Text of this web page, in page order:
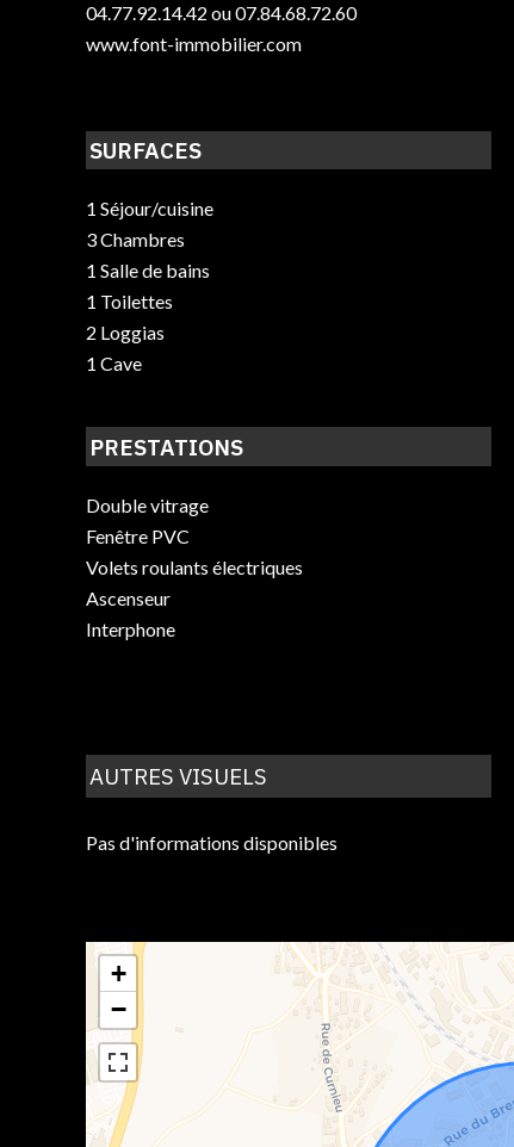
04.77.92.14.42 ou 07.84.68.72.60
www.font-immobilier.com
SURFACES
1 Séjour/cuisine
3 Chambres
1 Salle de bains
1 Toilettes
2 Loggias
1 Cave
PRESTATIONS
Double vitrage
Fenêtre PVC
Volets roulants électriques
Ascenseur
Interphone
AUTRES VISUELS
Pas d'informations disponibles
+
−